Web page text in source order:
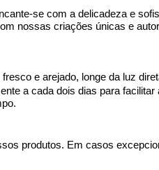
se com a delicadeza e
nossas criações únicas e
e arejado, longe da luz
a cada dois dias para
produtos. Em casos